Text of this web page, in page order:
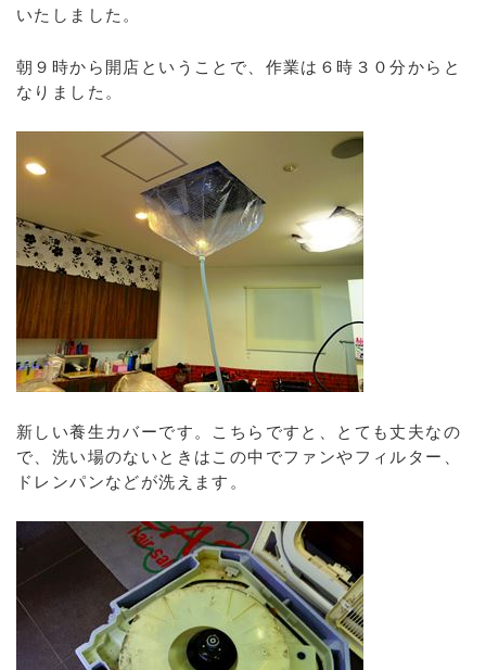
いたしました。
朝９時から開店ということで、作業は６時３０分からと
なりました。
新しい養生カバーです。こちらですと、とても丈夫なの
で、洗い場のないときはこの中でファンやフィルター、
ドレンパンなどが洗えます。